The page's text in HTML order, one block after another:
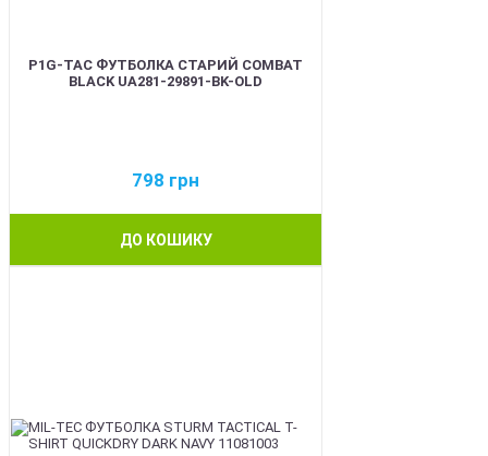
P1G-TAC ФУТБОЛКА СТАРИЙ COMBAT
BLACK UA281-29891-BK-OLD
798 грн
ДО КОШИКУ